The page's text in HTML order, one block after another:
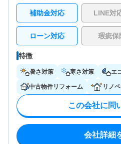
補助金対応 LINE対
ローン対応 瑕疵保
特徴
暑さ対策 寒さ対策 エ
中古物件リフォーム リノ
この会社に問
会社詳細